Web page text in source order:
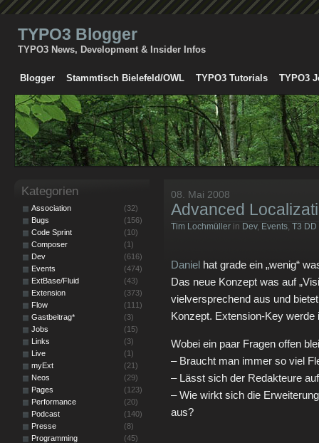
TYPO3 Blogger
TYPO3 News, Development & Insider Infos
Blogger Stammtisch Bielefeld/OWL TYPO3 Tutorials TYPO3
08. Mai 2008
Advanced
Tim Lochmüller in Dev, Events, T3 DD
Daniel hat grade ein „wenig“
Das neue Konzept was auf
vielversprechend aus und
Konzept. Extension-Key
Wobei ein paar Fragen offen
– Braucht man immer so viel
– Lässt sich der Redakteure
– Wie wirkt sich die
aus?
Kategorien
Association
(32)
Bugs
(156)
Code Sprint
(10)
Composer
(1)
Dev
(616)
Events
(474)
ExtBase/Fluid
(43)
Extension
(373)
Flow
(111)
Gastbeitrag*
(3)
Jobs
(15)
Links
(3)
Live
(1)
myExt
(21)
Neos
(29)
Pages
(123)
Performance
(20)
Podcast
(140)
Presse
(8)
Programming
(45)